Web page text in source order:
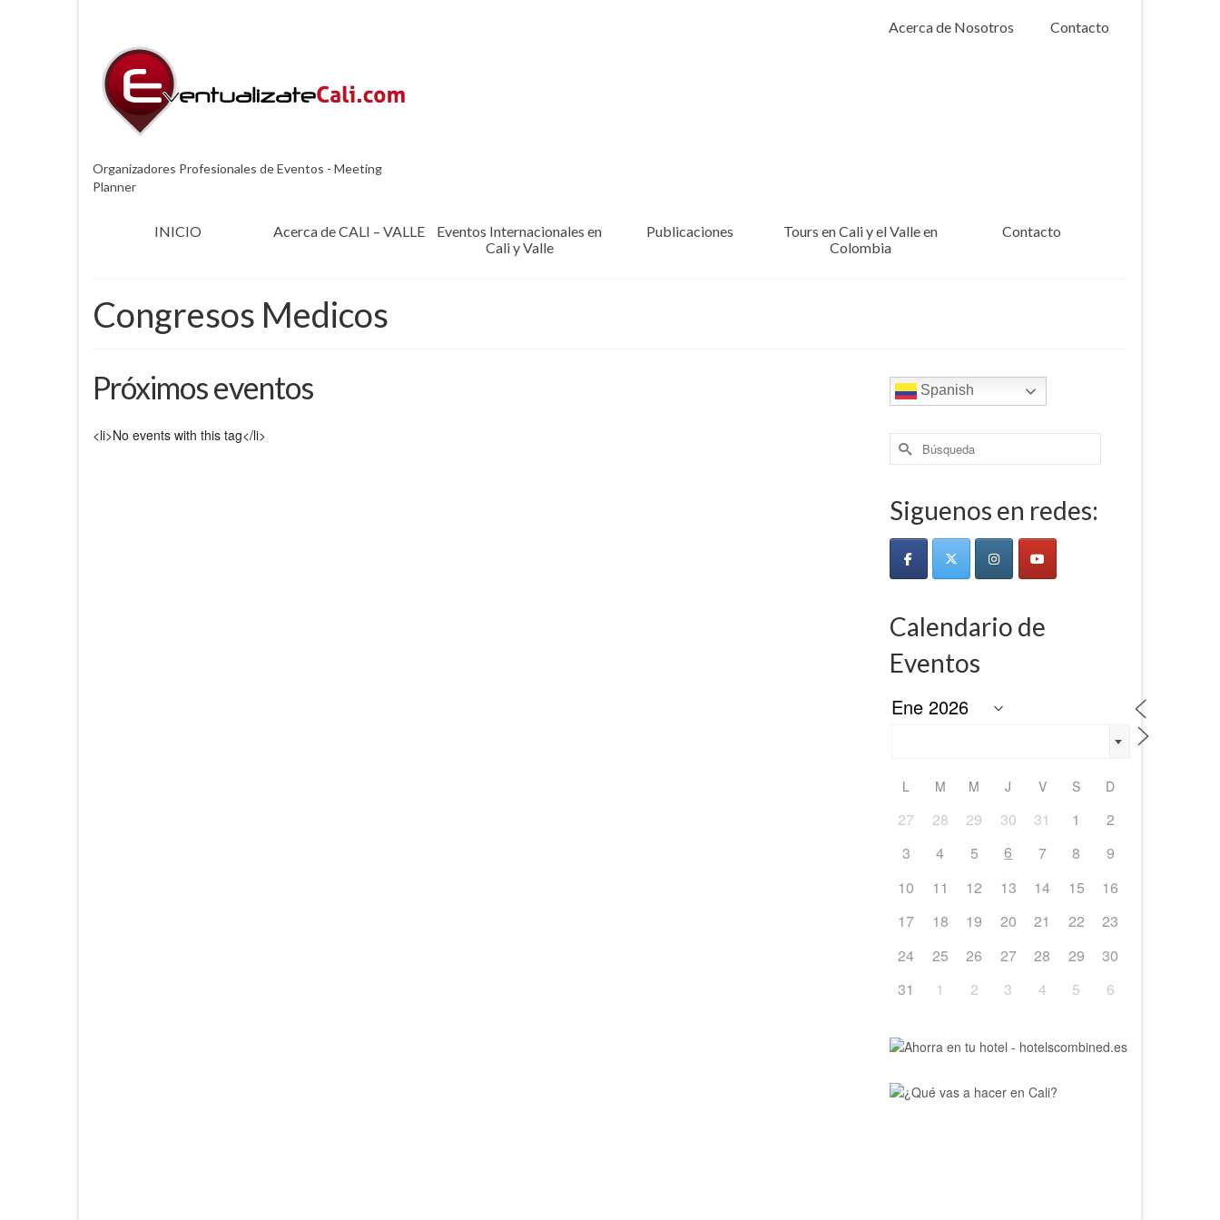
Organizadores Profesionales de Eventos - Meeting
Planner
Acerca de Nosotros Contacto
INICIO Acerca de CALI – VALLE
Eventos Internacionales en
Cali y Valle
Publicaciones
Tours en Cali y el Valle en
Colombia
Contacto
Congresos Medicos
Próximos eventos
<li>No events with this tag</li>
Spanish
Buscar
por:
Siguenos en redes:
Calendario de
Eventos
L M M J V S D
27 28 29 30 31 1
2
3
4 5 6 7 8
9
10
11 12 13 14 15
16
17
18 19 20 21 22
23
24
25 26 27 28 29
30
31
1 2 3 4 5 6